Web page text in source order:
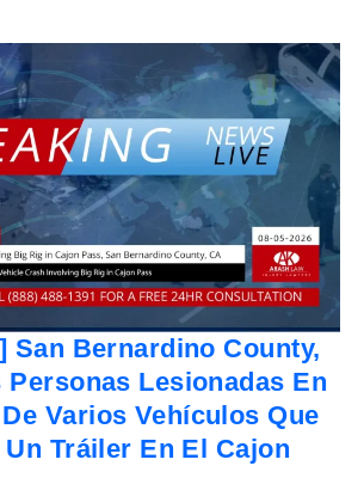
San Bernardino County,
Personas Lesionadas En
Varios Vehículos Que
Tráiler En El Cajon